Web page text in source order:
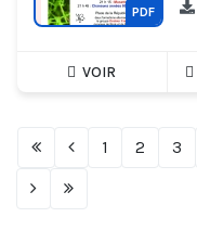
PDF
VOIR
1 2 3